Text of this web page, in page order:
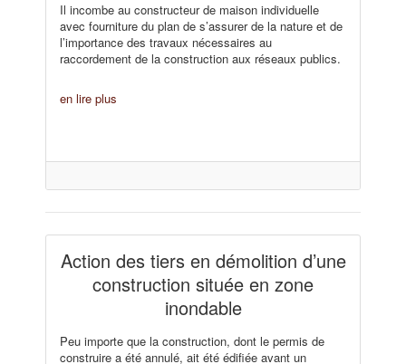
Il incombe au constructeur de maison individuelle
avec fourniture du plan de s’assurer de la nature et de
l’importance des travaux nécessaires au
raccordement de la construction aux réseaux publics.
en lire plus
Action des tiers en démolition d’une
construction située en zone
inondable
Peu importe que la construction, dont le permis de
construire a été annulé, ait été édifiée avant un